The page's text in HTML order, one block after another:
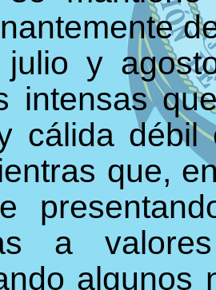
julio y
intensas
cálida
que,
a
algunos